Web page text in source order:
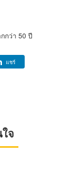
กว่า 50 ปี
แชร์
จ